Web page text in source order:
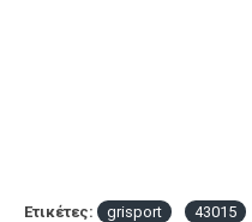
Ετικέτες: grisport 43015